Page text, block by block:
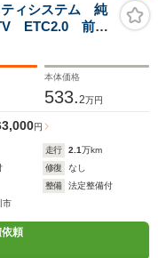
ィシステム 純
ETC2.0 前後
ーモニター サ
パーキングブ
本体価格
533.2万円
円
走行 2.1万km
修復
なし
整備
法定整備付
市
頼